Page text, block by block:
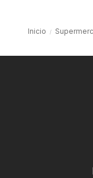
Inicio